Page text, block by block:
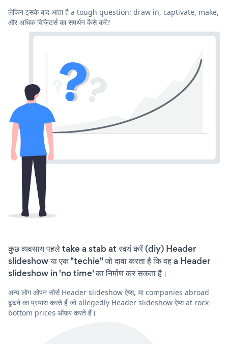
लेकिन इसके बाद आता है a tough question: draw in, captivate, make,
और अधिक विज़िटर्स का समर्थन कैसे करें?
कुछ व्यवसाय पहले take a stab at स्वयं करें (diy) Header
slideshow या एक "techie" जो दावा करता है कि वह a Header
slideshow in 'no time' का निर्माण कर सकता है।
अन्य लोग ओपन सोर्स Header slideshow ऐप्स, या companies abroad
ढूंढने का प्रयास करते हैं जो allegedly Header slideshow ऐप्स at rock-
bottom prices ऑफ़र करते हैं।